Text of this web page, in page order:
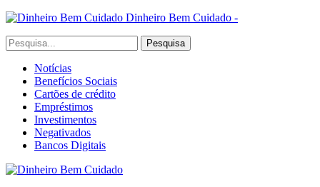
Dinheiro Bem Cuidado -
Notícias
Benefícios Sociais
Cartões de crédito
Empréstimos
Investimentos
Negativados
Bancos Digitais